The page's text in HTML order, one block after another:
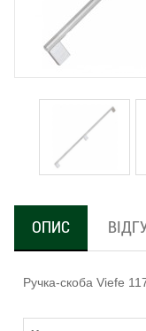
ОПИС
Ручка-скоба Viefe